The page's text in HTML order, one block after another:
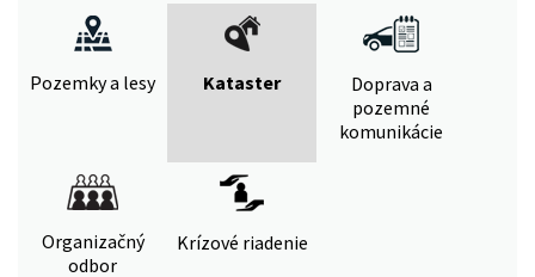
Pozemky a lesy Kataster
Doprava a
pozemné
komunikácie
Organizačný
odbor
Krízové riadenie